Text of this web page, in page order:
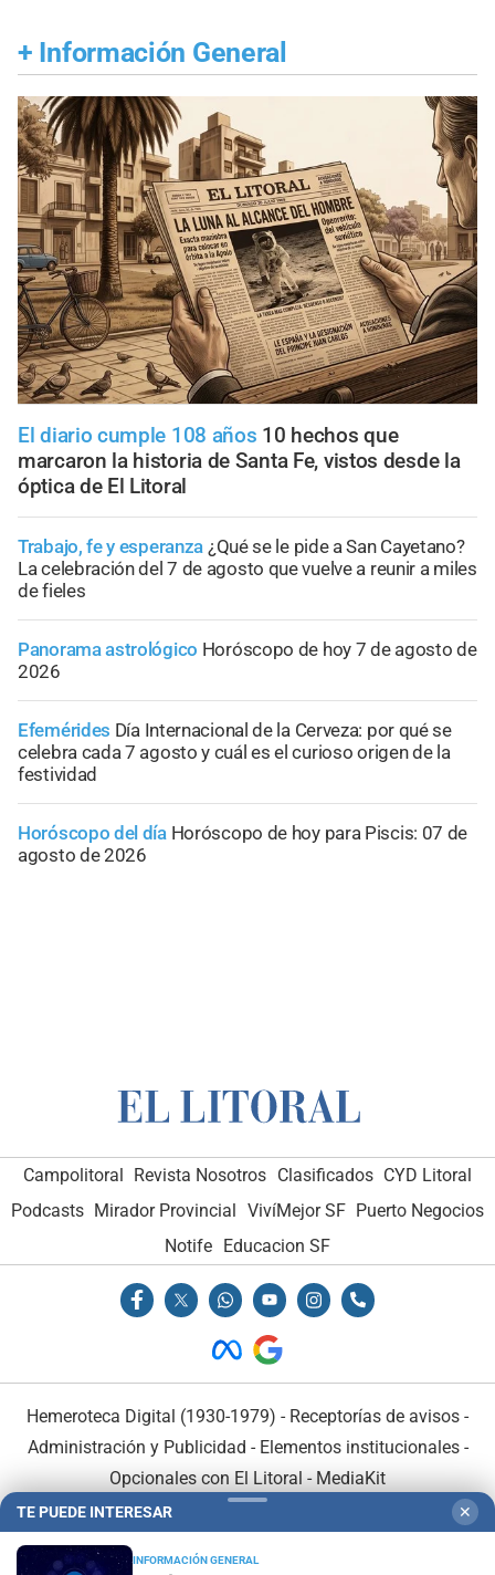
+ Información General
El diario cumple 108 años 10 hechos que
marcaron la historia de Santa Fe, vistos desde la
óptica de El Litoral
Trabajo, fe y esperanza ¿Qué se le pide a San Cayetano?
La celebración del 7 de agosto que vuelve a reunir a miles
de fieles
Panorama astrológico Horóscopo de hoy 7 de agosto de
2026
Efemérides Día Internacional de la Cerveza: por qué se
celebra cada 7 agosto y cuál es el curioso origen de la
festividad
Horóscopo del día Horóscopo de hoy para Piscis: 07 de
agosto de 2026
Campolitoral Revista Nosotros Clasificados CYD Litoral
Podcasts Mirador Provincial VivíMejor SF Puerto Negocios
Notife
Educacion SF
Hemeroteca Digital (1930-1979) - Receptorías de avisos -
Administración y Publicidad - Elementos institucionales-
Opcionales con El Litoral - MediaKit
TE PUEDE INTERESAR ✕
INFORMACIÓN GENERAL